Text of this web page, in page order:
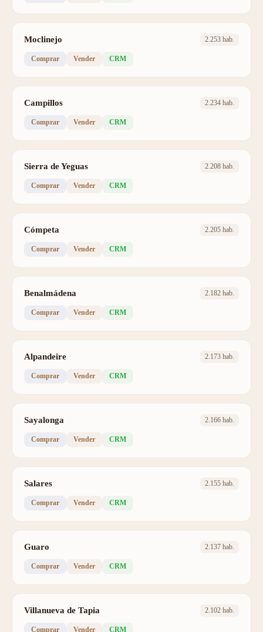
Moclinejo 2.253 hab.
Comprar Vender CRM
Campillos 2.234 hab.
Comprar Vender CRM
Sierra de Yeguas 2.208 hab.
Comprar Vender CRM
Cómpeta 2.205 hab.
Comprar Vender CRM
Benalmádena 2.182 hab.
Comprar Vender CRM
Alpandeire 2.173 hab.
Comprar Vender CRM
Sayalonga 2.166 hab.
Comprar Vender CRM
Salares 2.155 hab.
Comprar Vender CRM
Guaro 2.137 hab.
Comprar Vender CRM
Villanueva de Tapia 2.102 hab.
Comprar Vender CRM